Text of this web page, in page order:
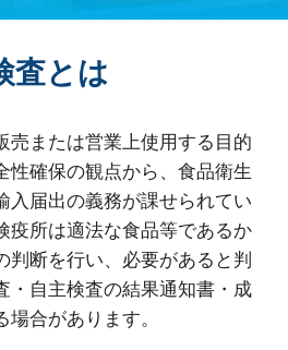
査とは
売または営業上使用する目的
性確保の観点から、食品衛生
入届出の義務が課せられてい
疫所は適法な食品等であるか
判断を行い、必要があると判
・自主検査の結果通知書・成
合があります。